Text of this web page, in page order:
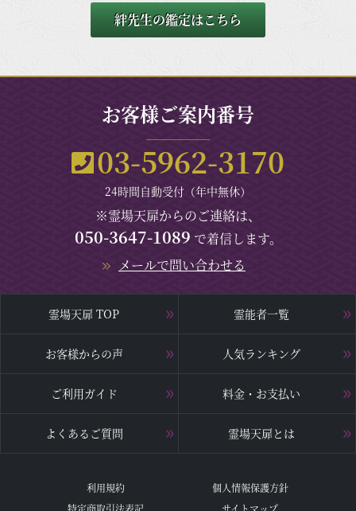
絆先生の鑑定はこちら
お客様ご案内番号
03-5962-3170
24時間自動受付（年中無休）
※霊場天扉からのご連絡は、
050-3647-1089 で着信します。
メールで問い合わせる
霊場天扉 TOP 霊能者一覧
お客様からの声 人気ランキング
ご利用ガイド 料金・お支払い
よくあるご質問 霊場天扉とは
利用規約
特定商取引法表記
個人情報保護方針
サイトマップ